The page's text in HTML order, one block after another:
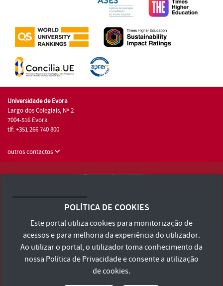
Universidade de Évora
Largo dos Colegiais, Nº 2
7004-516 Évora
tlf: +351 266 740 800
outros contactos
Consulte os Termos e Condições e Política de Privacidade
Declaração de Acessibilidade
POLÍTICA DE COOKIES
Este portal utiliza cookies para monitorização de
acessos e para melhoria da experiência do utilizador.
Ao utilizar o portal, o utilizador toma conhecimento da
nossa Política de Privacidadee consente a utilização
de cookies.